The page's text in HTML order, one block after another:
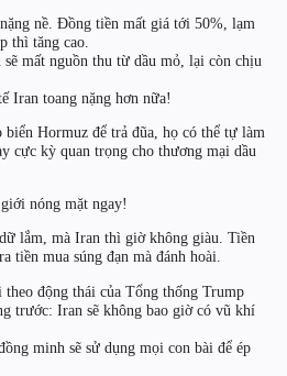
nề. Đồng tiền mất giá tới 50%, lạm
thì tăng cao.
mất nguồn thu từ dầu mỏ, lại còn chịu
Iran toang nặng hơn nữa!
biển Hormuz để trả đũa, họ có thể tự làm
cực kỳ quan trọng cho thương mại dầu
nóng mặt ngay!
lắm, mà Iran thì giờ không giàu. Tiền
tiền mua súng đạn mà đánh hoài.
động thái của Tổng thống Trump
trước: Iran sẽ không bao giờ có vũ khí
minh sẽ sử dụng mọi con bài để ép